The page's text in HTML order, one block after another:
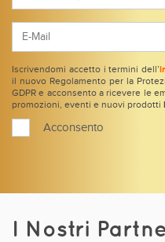
Iscrivendomi accetto i termini dell’
il nuovo Regolamento per la
GDPR e acconsento a ricevere le
promozioni, eventi e nuovi prodotti
Acconsento
I Nostri